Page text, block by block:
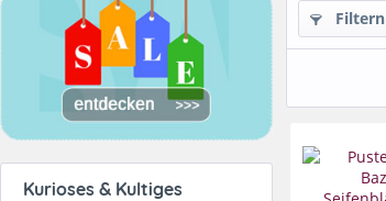
Kurioses & Kultiges
Filtern